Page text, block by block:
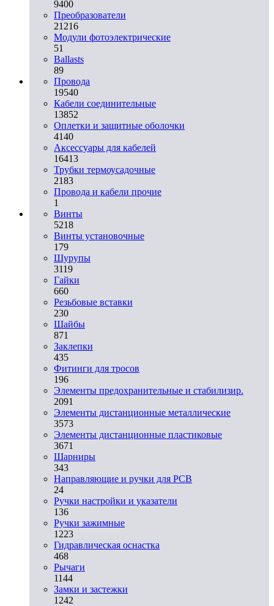
9400
Преобразователи
21216
Модули фотоэлектрические
51
Ballasts
89
Провода
19540
Кабели соединительные
13852
Оплетки и защитные оболочки
4140
Аксессуары для кабелей
16413
Трубки термоусадочные
2183
Провода и кабели прочие
1
Винты
5218
Винты установочные
179
Шурупы
3119
Гайки
660
Резьбовые вставки
230
Шайбы
871
Заклепки
435
Фитинги для тросов
196
Элементы предохранительные и стабилизир.
2091
Элементы дистанционные металлические
3573
Элементы дистанционные пластиковые
3671
Шарниры
343
Направляющие и ручки для PCB
24
Ручки настройки и указатели
136
Ручки зажимные
1223
Гидравлическая оснастка
468
Рычаги
1144
Замки и застежки
1242